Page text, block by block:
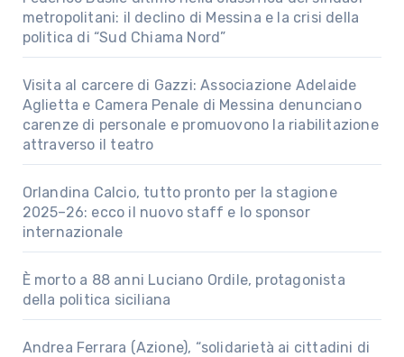
metropolitani: il declino di Messina e la crisi della
politica di “Sud Chiama Nord”
Visita al carcere di Gazzi: Associazione Adelaide
Aglietta e Camera Penale di Messina denunciano
carenze di personale e promuovono la riabilitazione
attraverso il teatro
Orlandina Calcio, tutto pronto per la stagione
2025–26: ecco il nuovo staff e lo sponsor
internazionale
È morto a 88 anni Luciano Ordile, protagonista
della politica siciliana
Andrea Ferrara (Azione), “solidarietà ai cittadini di